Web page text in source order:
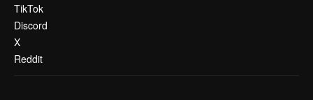
TikTok
Discord
X
Reddit